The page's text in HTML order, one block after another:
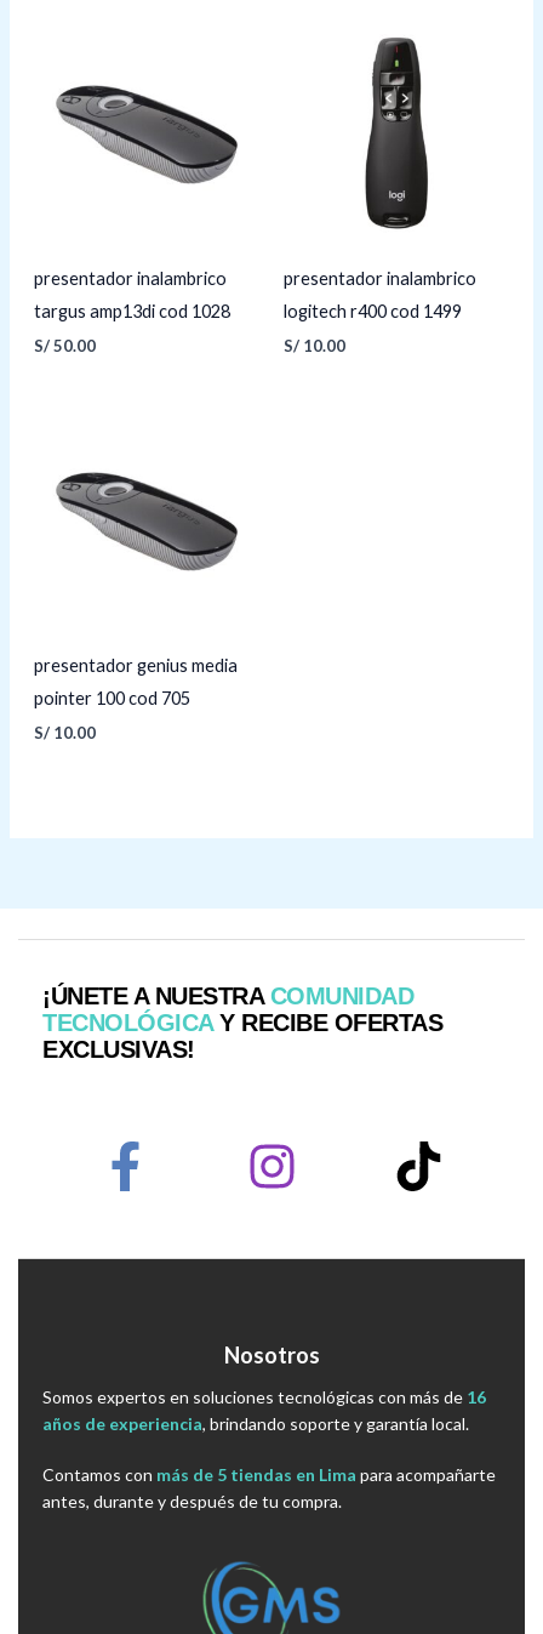
presentador inalambrico
targus amp13di cod 1028
S/50.00
presentador inalambrico
logitech r400 cod 1499
S/ 10.00
presentador genius media
pointer 100 cod 705
S/10.00
¡ÚNETE A NUESTRACOMUNIDAD
TECNOLÓGICAY RECIBE OFERTAS
EXCLUSIVAS!
Nosotros
Somos expertos en soluciones tecnológicas con más de 16
años de experiencia, brindando soporte y garantía local.
Contamos con más de 5 tiendas en Lima para acompañarte
antes, durante y después de tu compra.